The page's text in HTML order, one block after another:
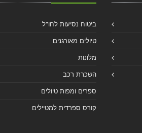
ביטוח נסיעות לחו"ל
טיולים מאורגנים
מלונות
השכרת רכב
ספרים ומפות טיולים
קורס ספרדית למטיילים